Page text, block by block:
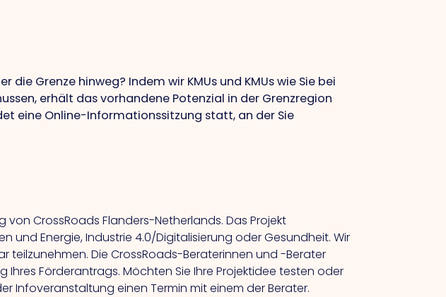
Grenze hinweg? Indem wir KMUs und KMUs wie Sie bei
erhält das vorhandene Potenzial in der Grenzregion
eine Online-Informationssitzung statt, an der Sie
CrossRoads Flanders-Netherlands. Das Projekt
Energie, Industrie 4.0/Digitalisierung oder Gesundheit. Wir
teilzunehmen. Die CrossRoads-Beraterinnen und -Berater
Förderantrags. Möchten Sie Ihre Projektidee testen oder
Infoveranstaltung einen Termin mit einem der Berater.